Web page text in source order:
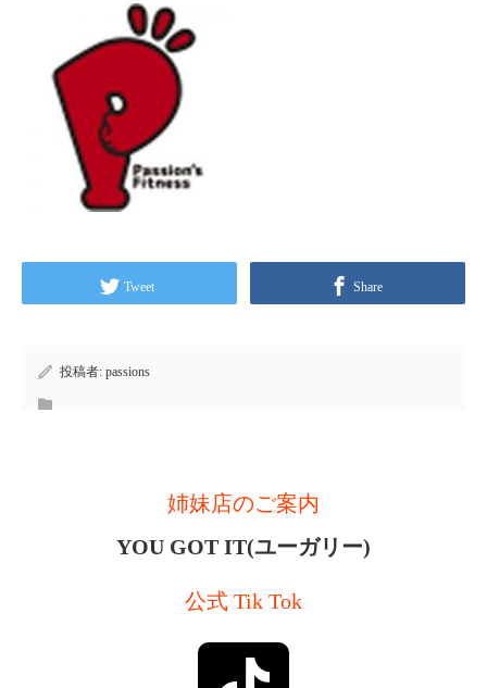
Tweet Share
投稿者: passions
姉妹店のご案内
YOU GOT IT(ユーガリー)
公式 Tik Tok